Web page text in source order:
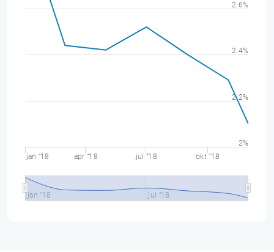
jan "18 apr "18 jul "18 okt "18
jan "18 jul "18
2%
2.2%
2.4%
2.6%